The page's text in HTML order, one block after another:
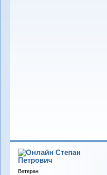
Степан
Петрович
Ветеран